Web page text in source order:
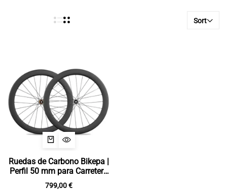
Sort
Ruedas de Carbono Bikepa |
Perfil 50 mm para Carretera
y Gravel
799,00€